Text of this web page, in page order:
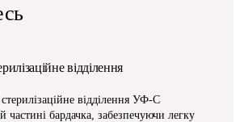
відділення
відділення УФ-C
частині бардачка, забезпечуючи легку